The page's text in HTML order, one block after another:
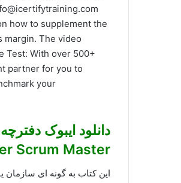
how to supplement the
margin. The video
Test: With over 500+
partner for you to
your
Scrum Master